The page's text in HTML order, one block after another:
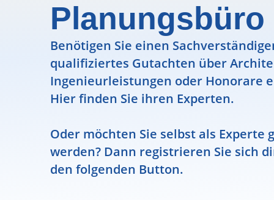
Planungsbüro
Benötigen Sie einen
qualifiziertes Gutachten über
Ingenieurleistungen oder Honorare
Hier finden Sie ihren Experten.
Oder möchten Sie selbst als Experte
werden? Dann registrieren Sie sich
den folgenden Button.